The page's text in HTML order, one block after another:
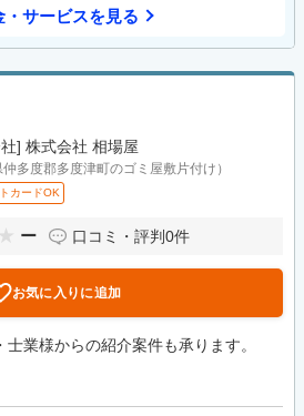
・サービスを見る
] 株式会社 相場屋
仲多度郡多度津町のゴミ屋敷片付け）
カードOK
ー 口コミ・評判0件
お気に入りに追加
業様からの紹介案件も承ります。